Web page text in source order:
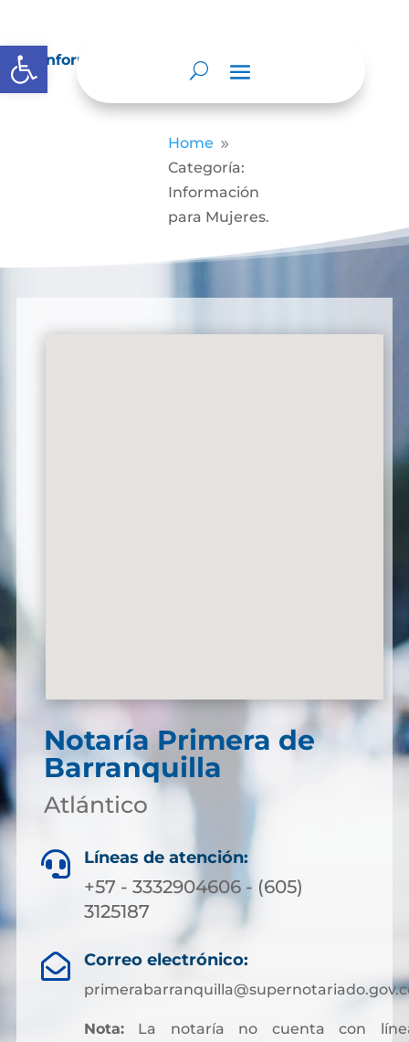
Abrir barra de herramientas
Home 9
Categoría:
Información
para Mujeres.
Información para Mujeres.
Notaría Primera de
Barranquilla
Atlántico
 Líneas de atención:
+57 - 3332904606 - (605)
3125187
 Correo electrónico:
Nota:La notaría no cuenta con